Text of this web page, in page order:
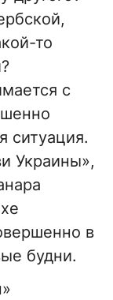
то
с
ситуация.
Украины»,
в
будни.